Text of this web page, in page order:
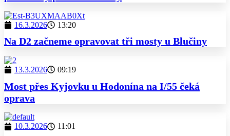
16.3.2026 13:20
Na D2 začneme opravovat tři mosty u Blučiny
13.3.2026 09:19
Most přes Kyjovku u Hodonína na I/55 čeká
oprava
10.3.2026 11:01